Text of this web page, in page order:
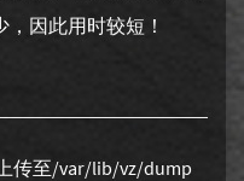
因此用时较短！
传至/var/lib/vz/dump